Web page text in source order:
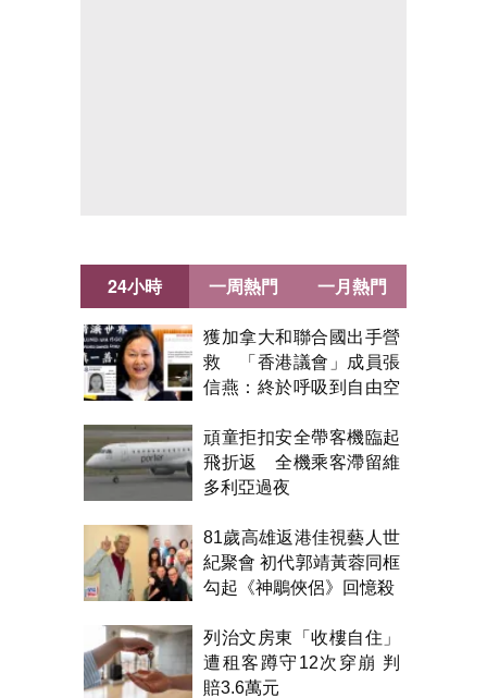
24小時
獲加拿大和聯合國出手營
救 「香港議會」成員張
信燕：終於呼吸到自由空
頑童拒扣安全帶客機臨起
飛折返 全機乘客滯留維
多利亞過夜
81歲高雄返港佳視藝人世
紀聚會 初代郭靖黃蓉同框
勾起《神鵰俠侶》回憶殺
列治文房東「收樓自住」
遭租客蹲守12次穿崩 判
賠3.6萬元
一周熱門 一月熱門